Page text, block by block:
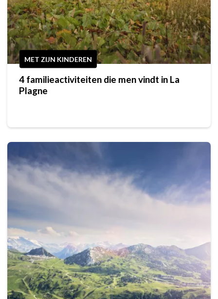
MET ZIJN KINDEREN
4 familieactiviteiten die men vindt in La
Plagne